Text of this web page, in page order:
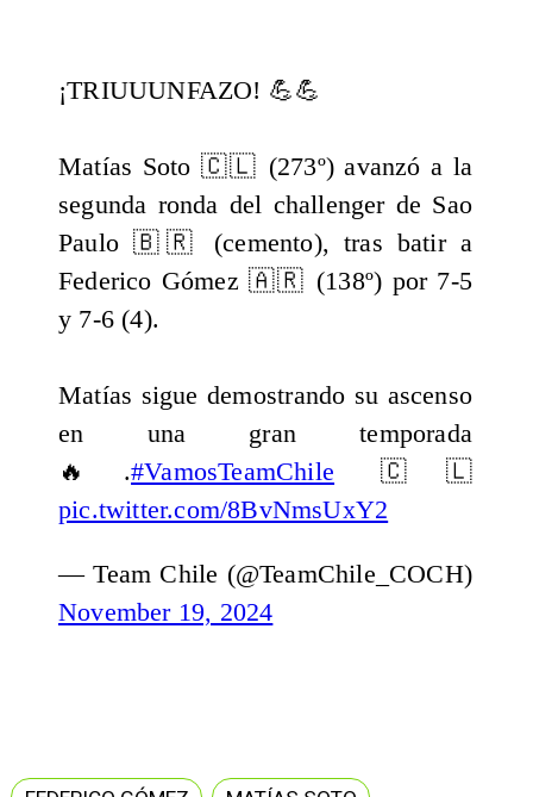
¡TRIUUUNFAZO! 💪💪
Matías Soto 🇨🇱 (273º) avanzó a la
segunda ronda del challenger de Sao
Paulo 🇧🇷 (cemento), tras batir a
Federico Gómez 🇦🇷 (138º) por 7-5
y 7-6 (4).
Matías sigue demostrando su ascenso
en una gran temporada
🔥.#VamosTeamChile 🇨🇱
pic.twitter.com/8BvNmsUxY2
— Team Chile (@TeamChile_COCH)
November 19, 2024